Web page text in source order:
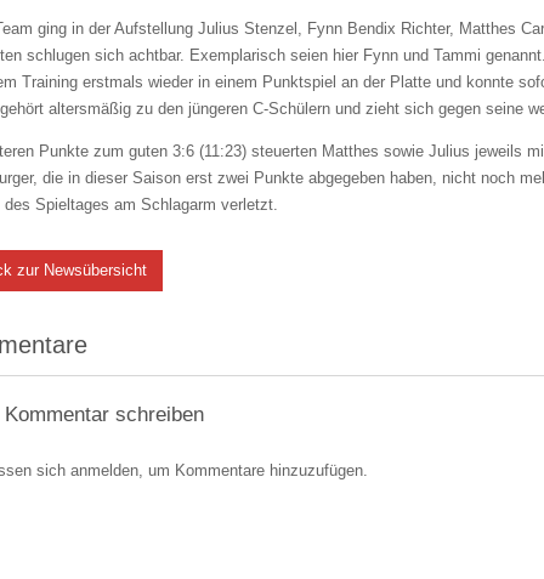
ging in der Aufstellung Julius Stenzel, Fynn Bendix Richter, Matthes
schlugen sich achtbar. Exemplarisch seien hier Fynn und Tammi
Training erstmals wieder in einem Punktspiel an der Platte und konnte
altersmäßig zu den jüngeren C-Schülern und zieht sich gegen seine
Punkte zum guten 3:6 (11:23) steuerten Matthes sowie Julius jeweils
die in dieser Saison erst zwei Punkte abgegeben haben, nicht noch
des Spieltages am Schlagarm verletzt.
zur Newsübersicht
Kommentar schreiben
sich anmelden, um Kommentare hinzuzufügen.